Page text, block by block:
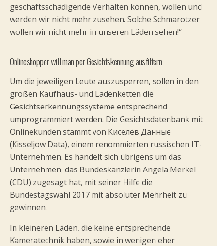
geschäftsschädigende Verhalten können, wollen und
werden wir nicht mehr zusehen. Solche Schmarotzer
wollen wir nicht mehr in unseren Läden sehen!“
Onlineshopper will man per Gesichtskennung ausfiltern
Um die jeweiligen Leute auszusperren, sollen in den
großen Kaufhaus- und Ladenketten die
Gesichtserkennungssysteme entsprechend
umprogrammiert werden. Die Gesichtsdatenbank mit
Onlinekunden stammt von Киселёв Данные
(Kisseljow Data), einem renommierten russischen IT-
Unternehmen. Es handelt sich übrigens um das
Unternehmen, das Bundeskanzlerin Angela Merkel
(CDU) zugesagt hat, mit seiner Hilfe die
Bundestagswahl 2017 mit absoluter Mehrheit zu
gewinnen.
In kleineren Läden, die keine entsprechende
Kameratechnik haben, sowie in wenigen eher